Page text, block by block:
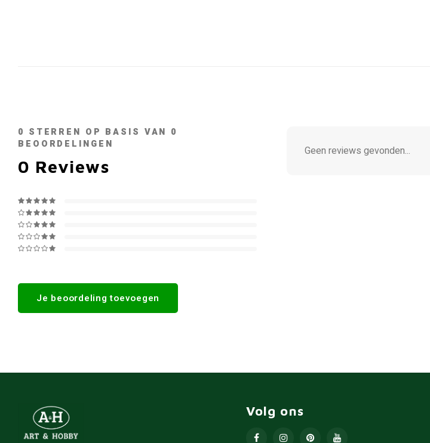
0 STERREN OP BASIS VAN 0
BEOORDELINGEN
0 Reviews
Je beoordeling toevoegen
Geen reviews gevonden...
Volg ons